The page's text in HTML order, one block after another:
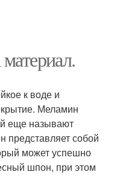
к воде и
Меламин
еще называют
собой
может успешно
шпон, при этом